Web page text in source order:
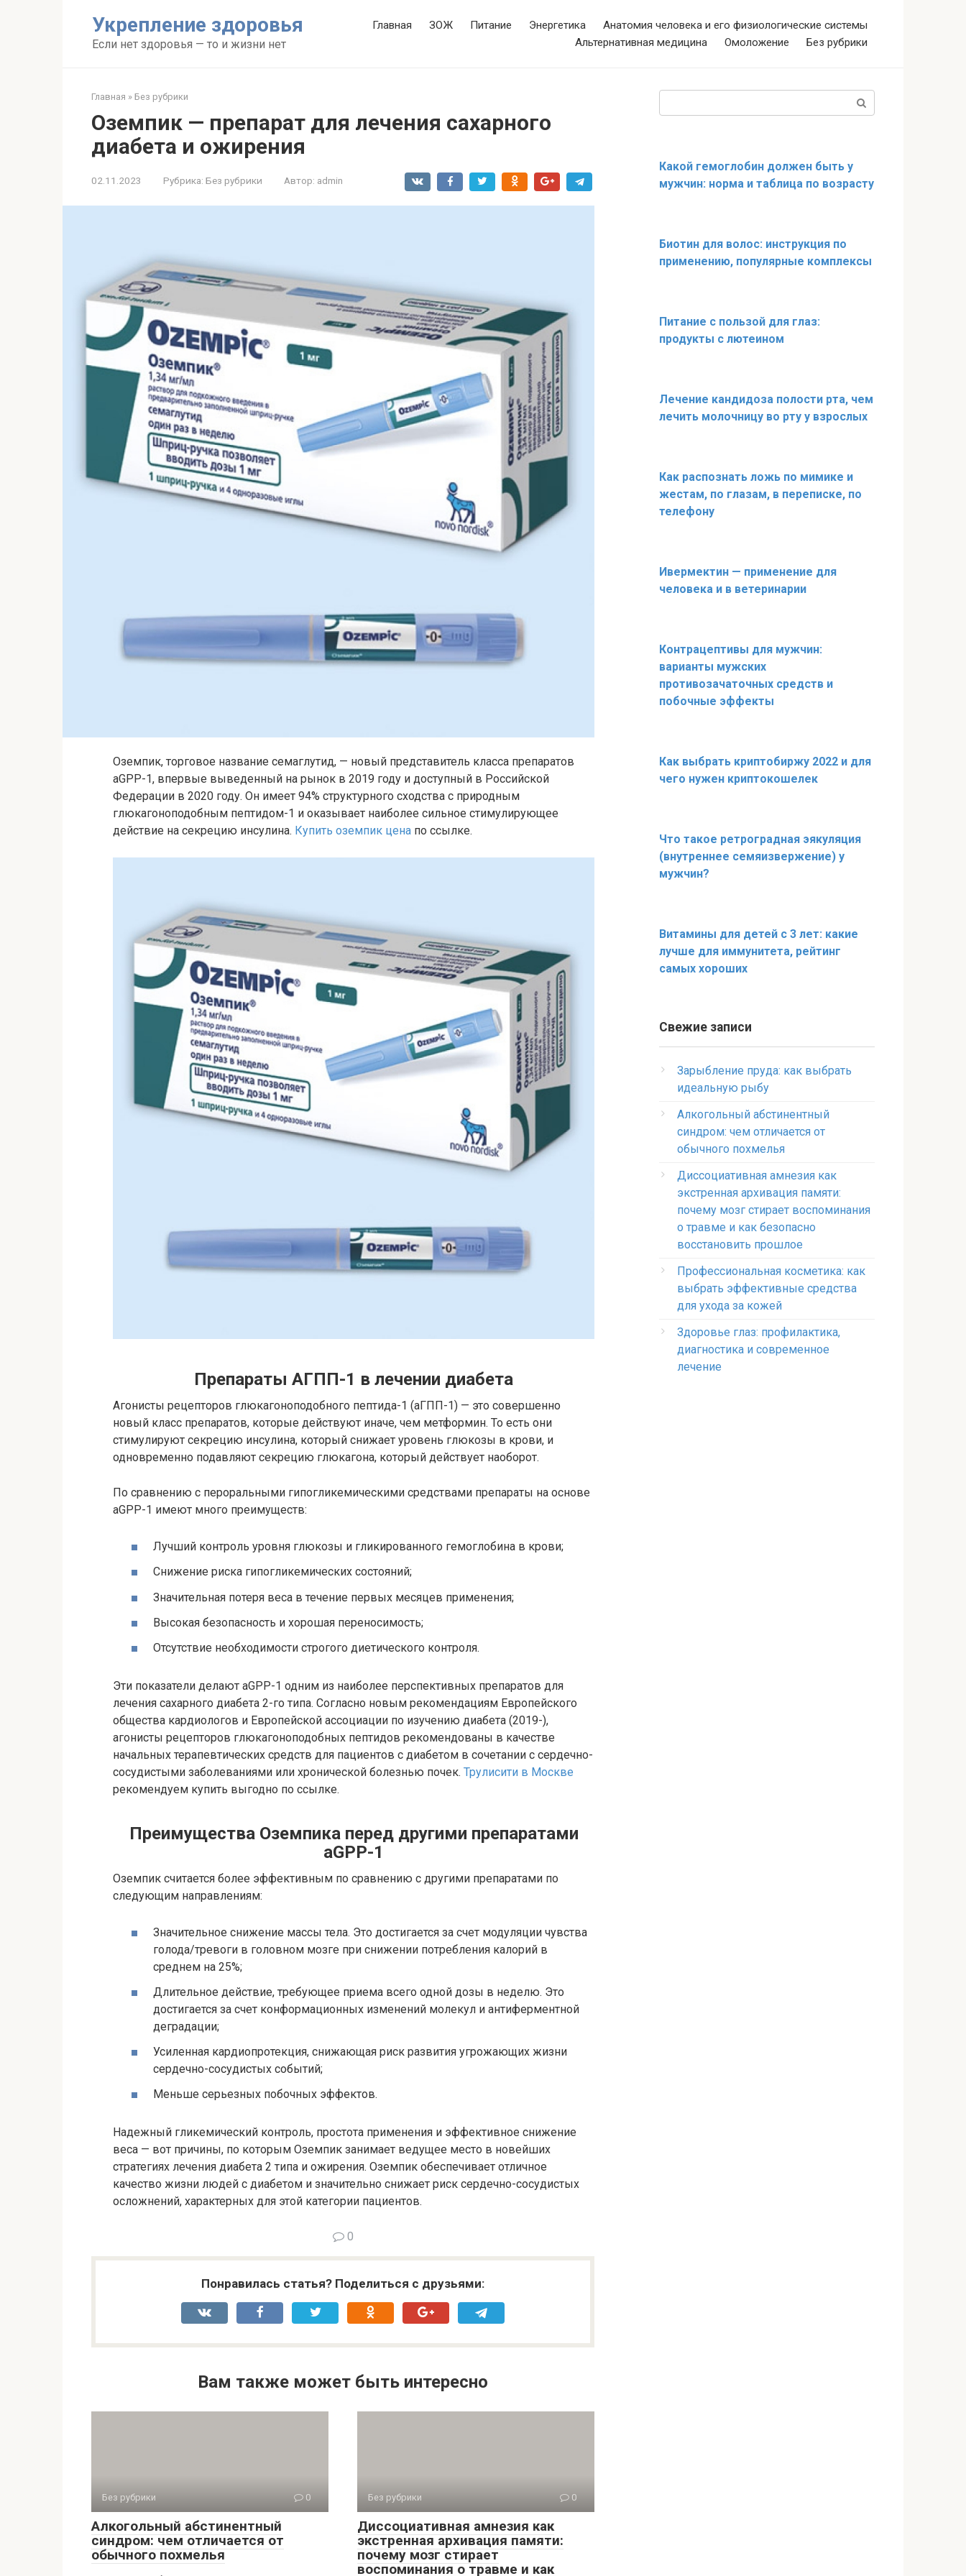
Укрепление здоровья
Если нет здоровья — то и жизни нет
Главная ЗОЖ Питание Энергетика
Анатомия человека и его физиологические системы
Альтернативная медицина
Омоложение Без рубрики
Главная » Без рубрики
Оземпик — препарат для лечения сахарного
диабета и ожирения
02.11.2023 Рубрика: Без рубрики Автор: admin
Оземпик, торговое название семаглутид, — новый представитель класса препаратов
aGPP-1, впервые выведенный на рынок в 2019 году и доступный в Российской
Федерации в 2020 году. Он имеет 94% структурного сходства с природным
глюкагоноподобным пептидом-1 и оказывает наиболее сильное стимулирующее
действие на секрецию инсулина. Купить оземпик цена по ссылке.
Препараты АГПП-1 в лечении диабета
Агонисты рецепторов глюкагоноподобного пептида-1 (аГПП-1) — это совершенно
новый класс препаратов, которые действуют иначе, чем метформин. То есть они
стимулируют секрецию инсулина, который снижает уровень глюкозы в крови, и
одновременно подавляют секрецию глюкагона, который действует наоборот.
По сравнению с пероральными гипогликемическими средствами препараты на основе
aGPP-1 имеют много преимуществ:
Лучший контроль уровня глюкозы и гликированного гемоглобина в крови;
Снижение риска гипогликемических состояний;
Значительная потеря веса в течение первых месяцев применения;
Высокая безопасность и хорошая переносимость;
Отсутствие необходимости строгого диетического контроля.
Эти показатели делают aGPP-1 одним из наиболее перспективных препаратов для
лечения сахарного диабета 2-го типа. Согласно новым рекомендациям Европейского
общества кардиологов и Европейской ассоциации по изучению диабета (2019-),
агонисты рецепторов глюкагоноподобных пептидов рекомендованы в качестве
начальных терапевтических средств для пациентов с диабетом в сочетании с сердечно-
сосудистыми заболеваниями или хронической болезнью почек. Трулисити в Москве
рекомендуем купить выгодно по ссылке.
Преимущества Оземпика перед другими препаратами
aGPP-1
Оземпик считается более эффективным по сравнению с другими препаратами по
следующим направлениям:
Значительное снижение массы тела. Это достигается за счет модуляции чувства
голода/тревоги в головном мозге при снижении потребления калорий в
среднем на 25%;
Длительное действие, требующее приема всего одной дозы в неделю. Это
достигается за счет конформационных изменений молекул и антиферментной
деградации;
Усиленная кардиопротекция, снижающая риск развития угрожающих жизни
сердечно-сосудистых событий;
Меньше серьезных побочных эффектов.
Надежный гликемический контроль, простота применения и эффективное снижение
веса — вот причины, по которым Оземпик занимает ведущее место в новейших
стратегиях лечения диабета 2 типа и ожирения. Оземпик обеспечивает отличное
качество жизни людей с диабетом и значительно снижает риск сердечно-сосудистых
осложнений, характерных для этой категории пациентов.
0
Понравилась статья? Поделиться с друзьями:
Вам также может быть интересно
Без рубрики 0
Алкогольный абстинентный
синдром: чем отличается от
обычного похмелья
Без рубрики 0
Диссоциативная амнезия как
экстренная архивация памяти:
почему мозг стирает
воспоминания о травме и как
Какой гемоглобин должен быть у
мужчин: норма и таблица по возрасту
Биотин для волос: инструкция по
применению, популярные комплексы
Питание с пользой для глаз:
продукты с лютеином
Лечение кандидоза полости рта, чем
лечить молочницу во рту у взрослых
Как распознать ложь по мимике и
жестам, по глазам, в переписке, по
телефону
Ивермектин — применение для
человека и в ветеринарии
Контрацептивы для мужчин:
варианты мужских
противозачаточных средств и
побочные эффекты
Как выбрать криптобиржу 2022 и для
чего нужен криптокошелек
Что такое ретроградная эякуляция
(внутреннее семяизвержение) у
мужчин?
Витамины для детей с 3 лет: какие
лучше для иммунитета, рейтинг
самых хороших
Свежие записи
Зарыбление пруда: как выбрать
идеальную рыбу
Алкогольный абстинентный
синдром: чем отличается от
обычного похмелья
Диссоциативная амнезия как
экстренная архивация памяти:
почему мозг стирает воспоминания
о травме и как безопасно
восстановить прошлое
Профессиональная косметика: как
выбрать эффективные средства
для ухода за кожей
Здоровье глаз: профилактика,
диагностика и современное
лечение